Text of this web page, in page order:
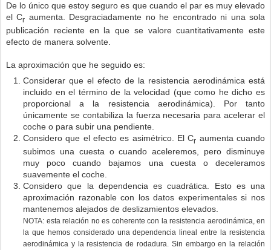
De lo único que estoy seguro es que cuando el par es muy elevado
el Cr aumenta. Desgraciadamente no he encontrado ni una sola
publicación reciente en la que se valore cuantitativamente este
efecto de manera solvente.
La aproximación que he seguido es:
Considerar que el efecto de la resistencia aerodinámica está
incluido en el término de la velocidad (que como he dicho es
proporcional a la resistencia aerodinámica). Por tanto
únicamente se contabiliza la fuerza necesaria para acelerar el
coche o para subir una pendiente.
Considero que el efecto es asimétrico. El Cr aumenta cuando
subimos una cuesta o cuando aceleremos, pero disminuye
muy poco cuando bajamos una cuesta o deceleramos
suavemente el coche.
Considero que la dependencia es cuadrática. Esto es una
aproximación razonable con los datos experimentales si nos
mantenemos alejados de deslizamientos elevados.
NOTA: esta relación no es coherente con la resistencia aerodinámica, en
la que hemos considerado una dependencia lineal entre la resistencia
aerodinámica y la resistencia de rodadura. Sin embargo en la relación